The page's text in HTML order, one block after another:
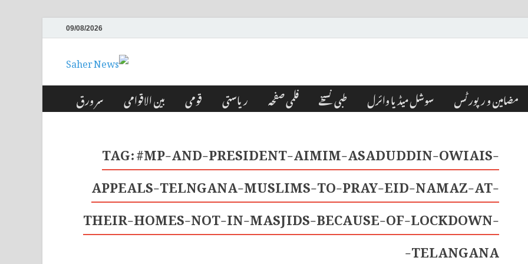
09/08/2026
Saher News
سر ورق بین الاقوامی قومی ریاستی فلمی صفحہ طبی نسخے سوشل میڈیا وائرل مضامین و رپورٹس
TAG:#MP-AND-PRESIDENT-AIMIM-ASADUDDIN-OWIAIS-
APPEALS-TELNGANA-MUSLIMS-TO-PRAY-EID-NAMAZ-AT-
THEIR-HOMES-NOT-IN-MASJIDS-BECAUSE-OF-LOCKDOWN-
TELANGANA-